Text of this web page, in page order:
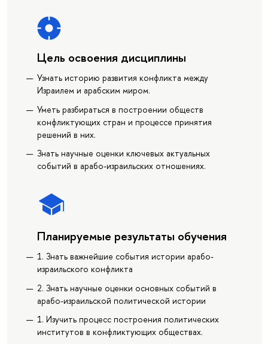
Цель освоения дисциплины
Узнать историю развития конфликта между
Израилем и арабским миром.
Уметь разбираться в построении обществ
конфликтующих стран и процессе принятия
решений в них.
Знать научные оценки ключевых актуальных
событий в арабо-израильских отношениях.
Планируемые результаты обучения
1. Знать важнейшие события истории арабо-
израильского конфликта
2. Знать научные оценки основных событий в
арабо-израильской политической истории
1. Изучить процесс построения политических
институтов в конфликтующих обществах.